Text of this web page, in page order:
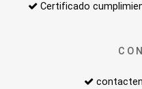
Certificado